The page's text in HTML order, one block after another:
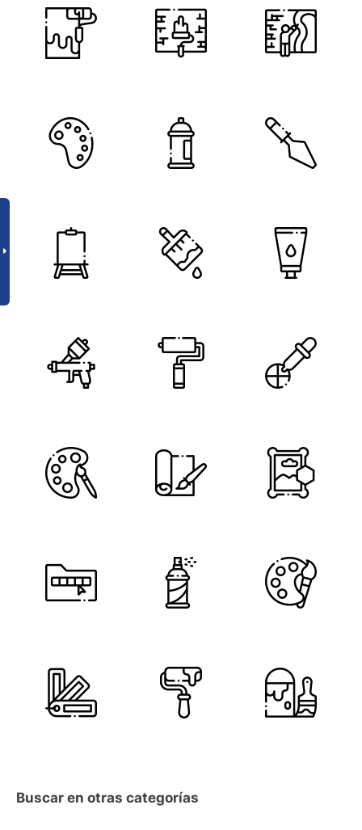
Buscar en otras categorías